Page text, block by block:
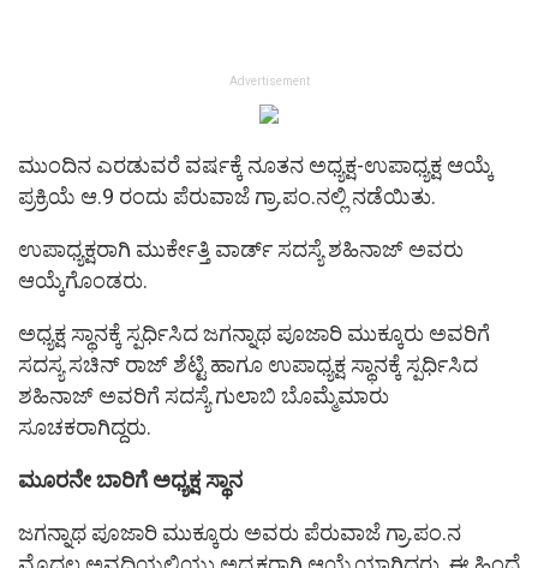
Advertisement
ಮುಂದಿನ‌ ಎರಡುವರೆ ವರ್ಷಕ್ಕೆ ನೂತನ ಅಧ್ಯಕ್ಷ-ಉಪಾಧ್ಯಕ್ಷ ಆಯ್ಕೆ
ಪ್ರಕ್ರಿಯೆ ಆ.9 ರಂದು ಪೆರುವಾಜೆ ಗ್ರಾ.ಪಂ.ನಲ್ಲಿ ನಡೆಯಿತು.
ಉಪಾಧ್ಯಕ್ಷರಾಗಿ ಮುರ್ಕೇತ್ತಿ ವಾರ್ಡ್ ಸದಸ್ಯೆ ಶಹಿನಾಜ್ ಅವರು
ಆಯ್ಕೆಗೊಂಡರು.
ಅಧ್ಯಕ್ಷ ಸ್ಥಾನಕ್ಕೆ ಸ್ಪರ್ಧಿಸಿದ ಜಗನ್ನಾಥ ಪೂಜಾರಿ‌ ಮುಕ್ಕೂರು ಅವರಿಗೆ
ಸದಸ್ಯ ಸಚಿನ್ ರಾಜ್ ಶೆಟ್ಟಿ ಹಾಗೂ ಉಪಾಧ್ಯಕ್ಷ ಸ್ಥಾನಕ್ಕೆ ಸ್ಪರ್ಧಿಸಿದ
ಶಹಿನಾಜ್ ಅವರಿಗೆ ಸದಸ್ಯೆ ಗುಲಾಬಿ ಬೊಮ್ಮೆಮಾರು
ಸೂಚಕರಾಗಿದ್ದರು.
ಮೂರನೇ ಬಾರಿಗೆ ಅಧ್ಯಕ್ಷ ಸ್ಥಾನ
ಜಗನ್ನಾಥ ಪೂಜಾರಿ ಮುಕ್ಕೂರು ಅವರು ಪೆರುವಾಜೆ ಗ್ರಾ.ಪಂ.ನ